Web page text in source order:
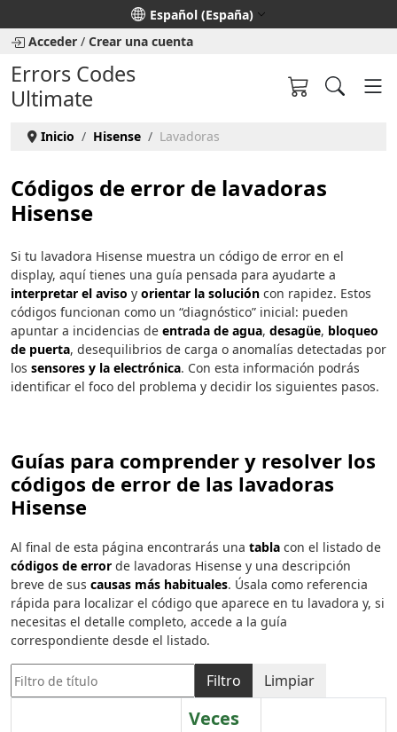
Seleccione su idioma
Español (España)
Acceder / Crear una cuenta
Errors Codes
Ultimate
Inicio Hisense Lavadoras
Códigos de error de lavadoras
Hisense
Si tu lavadora Hisense muestra un código de error en el
display, aquí tienes una guía pensada para ayudarte a
interpretar el aviso y orientar la solución con rapidez. Estos
códigos funcionan como un “diagnóstico” inicial: pueden
apuntar a incidencias de entrada de agua, desagüe, bloqueo
de puerta, desequilibrios de carga o anomalías detectadas por
los sensores y la electrónica. Con esta información podrás
identificar el foco del problema y decidir los siguientes pasos.
Guías para comprender y resolver los
códigos de error de las lavadoras
Hisense
Al final de esta página encontrarás una tabla con el listado de
códigos de error de lavadoras Hisense y una descripción
breve de sus causas más habituales. Úsala como referencia
rápida para localizar el código que aparece en tu lavadora y, si
necesitas el detalle completo, accede a la guía
correspondiente desde el listado.
Filtro de título
Filtro Limpiar
Veces